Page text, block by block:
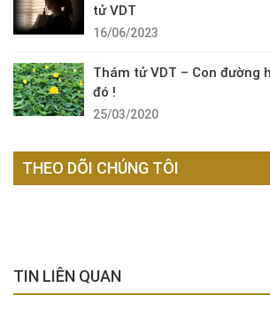
tử VDT
16/06/2023
Thám tử VDT – Con đường
đó !
25/03/2020
THEO DÕI CHÚNG TÔI
TIN LIÊN QUAN